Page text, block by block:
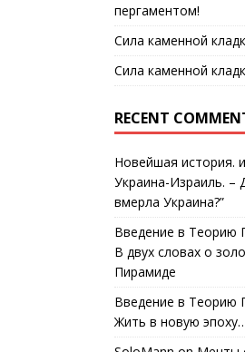
пергаментом!
Сила каменной
Сила каменной
RECENT
Новейшая история.
Украина-Израиль. –
вмерла Украина?”
Введение в Теорию
В двух словах о
Пирамиде
Введение в Теорию
Жить в новую